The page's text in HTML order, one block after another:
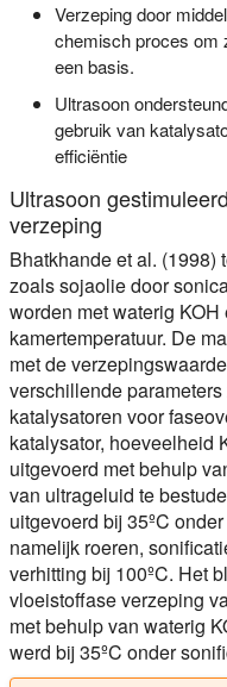
Verzeping door
chemisch proces om
een basis.
Ultrasoon
gebruik van
efficiëntie
Ultrasoon
verzeping
Bhatkhande et al. (1998)
zoals sojaolie door
worden met waterig
kamertemperatuur. De
met de
verschillende
katalysatoren voor
katalysator, hoeveelheid
uitgevoerd met behulp
van ultrageluid te
uitgevoerd bij 35ºC
namelijk roeren,
verhitting bij 100ºC. Het
vloeistoffase verzeping
met behulp van waterig
werd bij 35ºC onder